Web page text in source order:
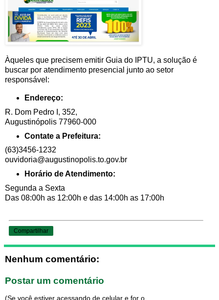
Àqueles que precisem emitir Guia do IPTU, a solução é
buscar por atendimento presencial junto ao setor
responsável:
Endereço:
R. Dom Pedro I, 352,
Augustinópolis 77960-000
Contate a Prefeitura:
(63)3456-1232
ouvidoria@augustinopolis.to.gov.br
Horário de Atendimento:
Segunda a Sexta
Das 08:00h as 12:00h e das 14:00h as 17:00h
Compartilhar
Nenhum comentário:
Postar um comentário
(Se você estiver acessando de celular e for o